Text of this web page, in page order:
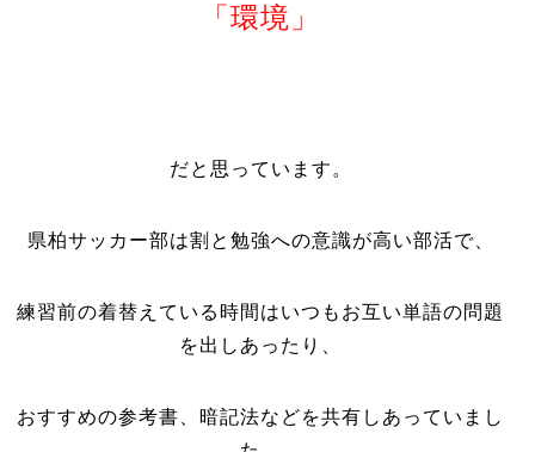
「環境」
だと思っています。
県柏サッカー部は割と勉強への意識が高い部活で、
練習前の着替えている時間はいつもお互い単語の問題
を出しあったり、
おすすめの参考書、暗記法などを共有しあっていまし